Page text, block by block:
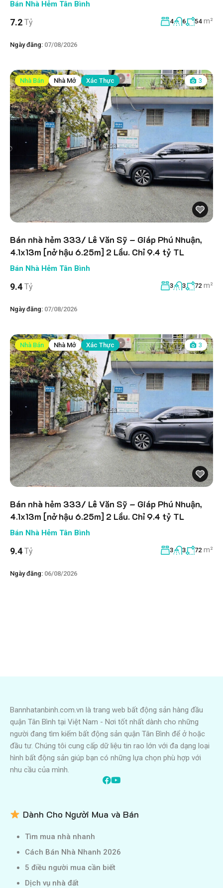
Bán Nhà Hẻm Tân Bình
7.2 Tỷ 4 6 54 m²
Ngày đăng: 07/08/2026
Nhà Bán Nhà Mở Xác Thực 3
Bán nhà hẻm 333/ Lê Văn Sỹ – Giáp Phú Nhuận,
4.1x13m [nở hậu 6.25m] 2 Lầu. Chỉ 9.4 tỷ TL
Bán Nhà Hẻm Tân Bình
9.4 Tỷ 3 3 72 m²
Ngày đăng: 07/08/2026
Nhà Bán Nhà Mở Xác Thực 3
Bán nhà hẻm 333/ Lê Văn Sỹ – Giáp Phú Nhuận,
4.1x13m [nở hậu 6.25m] 2 Lầu. Chỉ 9.4 tỷ TL
Bán Nhà Hẻm Tân Bình
9.4 Tỷ 3 3 72 m²
Ngày đăng: 06/08/2026
Bannhatanbinh.com.vn là trang web bất động sản hàng đầu
quận Tân Bình tại Việt Nam - Nơi tốt nhất dành cho những
người đang tìm kiếm bất động sản quận Tân Bình để ở hoặc
đầu tư. Chúng tôi cung cấp dữ liệu tin rao lớn với đa dạng loại
hình bất động sản giúp bạn có những lựa chọn phù hợp với
nhu cầu của mình.
Dành Cho Người Mua và Bán
Tìm mua nhà nhanh
Cách Bán Nhà Nhanh 2026
5 điều người mua cần biết
Dịch vụ nhà đất